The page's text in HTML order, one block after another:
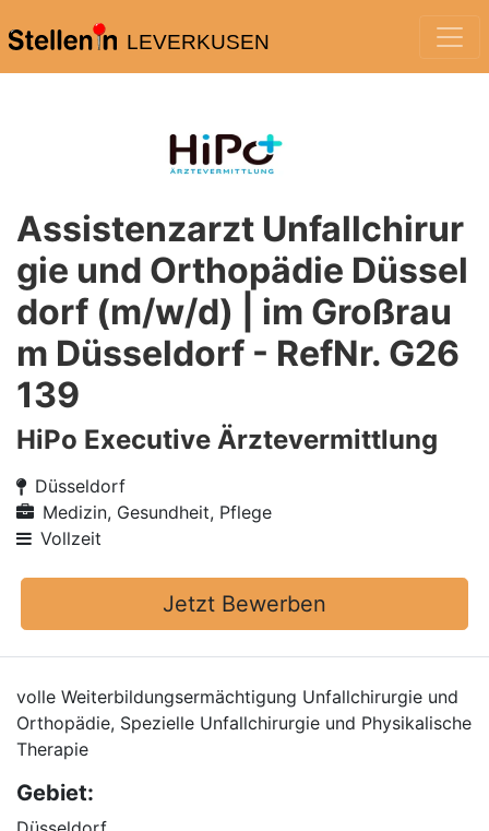
LEVERKUSEN
Assistenzarzt Unfallchirur
gie und Orthopädie Düssel
dorf (m/w/d) | im Großrau
m Düsseldorf - RefNr. G26
139
HiPo Executive Ärztevermittlung
Düsseldorf
Medizin, Gesundheit, Pflege
Vollzeit
Jetzt Bewerben
volle Weiterbildungsermächtigung Unfallchirurgie und
Orthopädie, Spezielle Unfallchirurgie und Physikalische
Therapie
Gebiet: